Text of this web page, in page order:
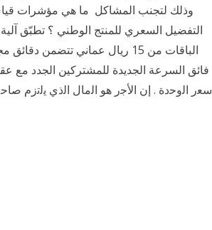
وذلك لتجنب المشاكل ما هي مؤشرات
التفضيل السعري للمنتج الوطني ؟ تطبّق
الباقات من 15 ريال عماني
فائق السرعة الجديدة للمشتركين الجدد
ﺳﻌر اﻟوﺣدة . إن اﻷﺟر ھو اﻟﻣﺎل اﻟذي ﯾﻟﺗزم